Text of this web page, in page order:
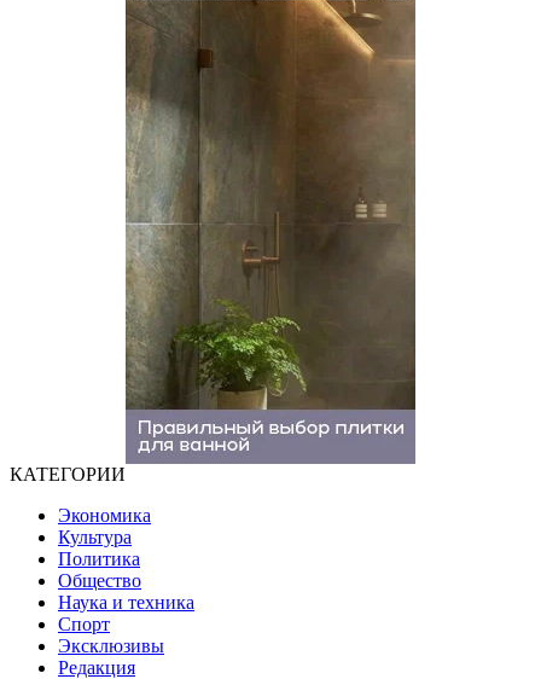
КАТЕГОРИИ
Экономика
Культура
Политика
Общество
Наука и техника
Спорт
Эксклюзивы
Редакция